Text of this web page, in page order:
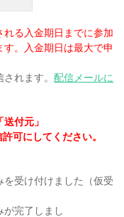
る入金期日までに参加
。入金期日は最大で申
されます。配信メールに
付元」
にしてください。
を受け付けました（仮受
が完了しまし